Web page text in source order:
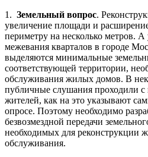
1. Земельный вопрос.
увеличение площади и
периметру на несколько метров.
межевания кварталов в городе
выделяются минимальные
соответствующей территории,
обслуживания жилых домов. В
публичные слушания проходили с
жителей, как на это указывают
опросе. Поэтому необходимо
безвозмездной передачи
необходимых для реконструкции
обслуживания.